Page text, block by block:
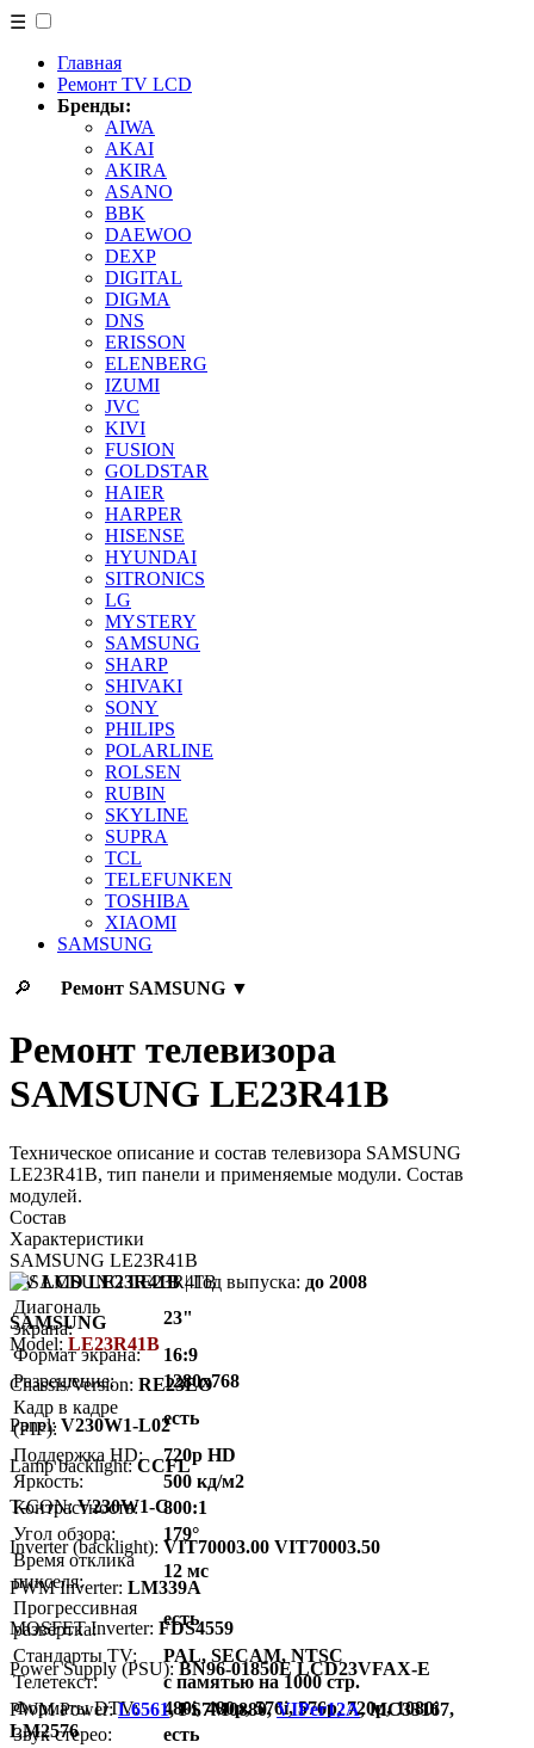
☰
Главная
Ремонт TV LCD
Бренды:
AIWA
AKAI
AKIRA
ASANO
BBK
DAEWOO
DEXP
DIGITAL
DIGMA
DNS
ERISSON
ELENBERG
IZUMI
JVC
KIVI
FUSION
GOLDSTAR
HAIER
HARPER
HISENSE
HYUNDAI
SITRONICS
LG
MYSTERY
SAMSUNG
SHARP
SHIVAKI
SONY
PHILIPS
POLARLINE
ROLSEN
RUBIN
SKYLINE
SUPRA
TCL
TELEFUNKEN
TOSHIBA
XIAOMI
SAMSUNG
🔎 Ремонт SAMSUNG ▼
Ремонт телевизора
SAMSUNG LE23R41B
Техническое описание и состав телевизора SAMSUNG
LE23R41B, тип панели и применяемые модули. Состав
модулей.
Состав
Характеристики
SAMSUNG LE23R41B
TV LCD LE23R41B| Год выпуска: до 2008
Диагональ
экрана:
23"
Формат экрана:
16:9
Разрешение:
1280x768
Кадр в кадре
(PIP):
есть
Поддержка HD:
720p HD
Яркость:
500 кд/м2
Контрастность:
800:1
Угол обзора:
179°
Время отклика
пикселя:
12 мс
Прогрессивная
развёртка:
есть
Стандарты TV:
PAL, SECAM, NTSC
Телетекст:
с памятью на 1000 стр.
Форматы DTV:
480i, 480p, 576i, 576p, 720p, 1080i
Звук стерео:
есть
SAMSUNG
Model: LE23R41B
Chassis/Version: RE23EO
Panel: V230W1-L02
Lamp backlight:CCFL
T-CON:V230W1-C
Inverter (backlight): VIT70003.00 VIT70003.50
PWM Inverter: LM339A
MOSFET Inverter: FDS4559
Power Supply (PSU):BN96-01850E LCD23VFAX-E
PWM Power:L6561, FS7M0880,VIPer12A, MC33167,
LM2576